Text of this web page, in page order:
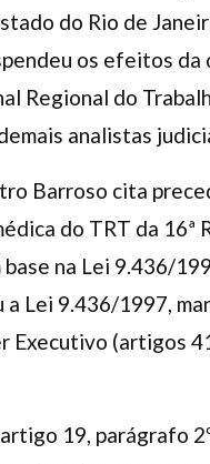
do Rio de
os efeitos
Regional do
analistas
Barroso cita
do TRT da
base na Lei 9.436/
Lei 9.436/1997,
Executivo (artigos
19, parágrafo